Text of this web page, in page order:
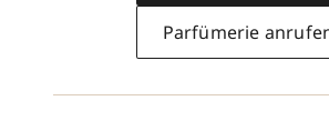
Parfümerie